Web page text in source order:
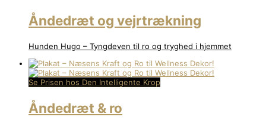
Åndedræt og vejrtrækning
Hunden Hugo – Tyngdeven til ro og tryghed i hjemmet
Se Prisen hos Den Intelligente Krop
Åndedræt & ro